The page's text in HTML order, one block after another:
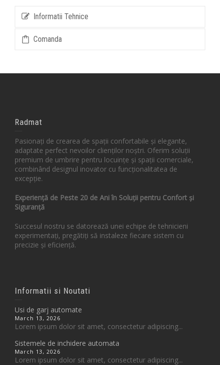
Informatii Tehnice
Comanda
Radmat
Pasionați de crearea de spații confortabile și elegante,
adaptate perfect nevoilor clienților noștri. Oferim soluții
premium de umbrire pentru locuințe și spații comerciale,
combinând designul inovator cu funcționalitatea de
excepție.
Experiență de Peste 20 de Ani în Soluții pentru Confort și
Siguranță
Succesul nostru se datorează unei echipe de tehnicieni
experimentați, pregătiți să instaleze fiecare sistem cu
precizie și eficiență.
Informatii si Noutati
Usi de garj automate
March 13, 2026
Lorem ipsum dolor sit amet, consectetur adipiscing...
Sistemele de inchidere automata
March 13, 2026
Lorem ipsum dolor sit amet, consectetur adipiscing...